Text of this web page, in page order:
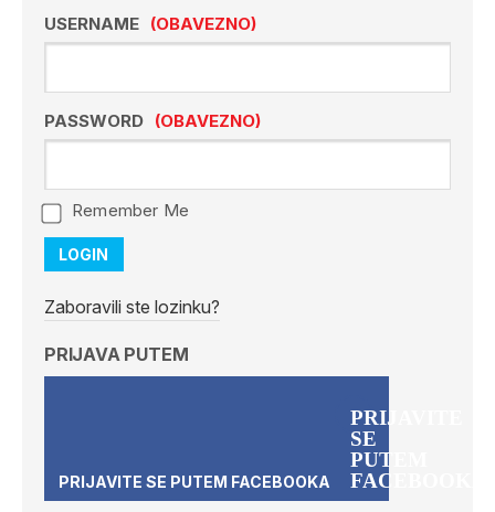
USERNAME (OBAVEZNO)
PASSWORD (OBAVEZNO)
Remember Me
Zaboravili ste lozinku?
PRIJAVA PUTEM